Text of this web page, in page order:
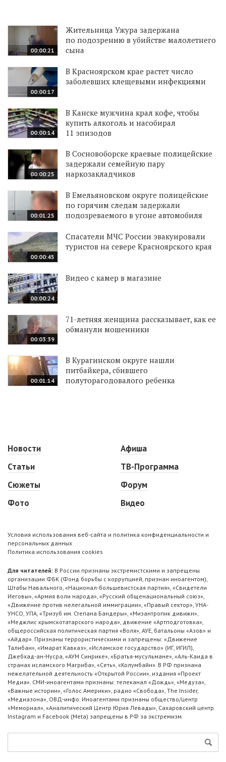
00:00:21
Жительница Ужура задержана
по подозрению в убийстве малолетнего
сына
00:00:17
В Красноярском крае растет число
заболевших клещевыми инфекциями
00:00:14
В Канске мужчина крал кофе, чтобы
купить алкоголь и насобирал
11 эпизодов
00:00:25
В Сосновоборске краевые полицейские
задержали семейную пару
наркозакладчиков
00:01:25
В Емельяновском округе полицейские
по горячим следам задержали
подозреваемого в угоне автомобиля
00:00:45
Спасатели МЧС России эвакуировали
туристов на севере Красноярского края
00:00:24
Видео с камер в магазине
00:03:39
71-летняя женщина рассказывает, как ее
обманули мошенники
00:01:14
В Курагинском округе нашли
питбайкера, сбившего
полуторагодовалого ребенка
Новости
Статьи
Сюжеты
Фото
Афиша
ТВ-Программа
Форум
Видео
Условия использования веб-сайта и политика конфиденциальности и
персональных данных
Политика использования cookies
Для читателей: В России признаны экстремистскими и запрещены
организации ФБК (Фонд борьбы с коррупцией, признан иноагентом),
Штабы Навального, «Национал-большевистская партия», «Свидетели
Иеговы», «Армия воли народа», «Русский общенациональный союз»,
«Движение против нелегальной иммиграции», «Правый сектор», УНА-
УНСО, УПА, «Тризуб им. Степана Бандеры», «Мизантропик дивижн»,
«Меджлис крымскотатарского народа», движение «Артподготовка»,
общероссийская политическая партия «Воля», АУЕ, батальоны «Азов» и
«Айдар». Признаны террористическими и запрещены: «Движение
Талибан», «Имарат Кавказ», «Исламское государство» (ИГ, ИГИЛ),
Джебхад-ан-Нусра, «АУМ Синрике», «Братья-мусульмане», «Аль-Каида в
странах исламского Магриба», «Сеть», «Колумбайн». В РФ признана
нежелательной деятельность «Открытой России», издания «Проект
Медиа». СМИ-иноагентами признаны: телеканал «Дождь», «Медуза»,
«Важные истории», «Голос Америки», радио «Свобода», The Insider,
«Медиазона», ОВД-инфо. Иноагентами признаны общество/центр
«Мемориал», «Аналитический Центр Юрия Левады», Сахаровский центр.
Instagram и Facebook (Metа) запрещены в РФ за экстремизм.